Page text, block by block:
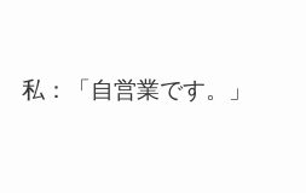
私：「自営業です。」